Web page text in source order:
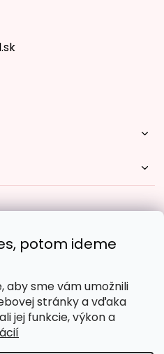
potom ideme
aby sme vám umožnili
stránky a vďaka
jej funkcie, výkon a
platby: